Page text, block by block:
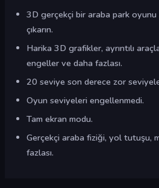
3D gerçekçi bir araba park
çıkarın.
Harika 3D grafikler, ayrıntılı
engeller ve daha fazlası.
20 seviye son derece zor
Oyun seviyeleri engellenmedi.
Tam ekran modu.
Gerçekçi araba fiziği, yol tutuşu,
fazlası.